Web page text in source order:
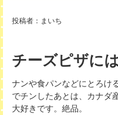
投稿者： まいち
チーズピザに
ナンや食パンなどにとろけ
でチンしたあとは、カナダ
大好きです。絶品。